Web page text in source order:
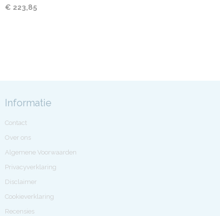
€ 223,85
Informatie
Contact
Over ons
Algemene Voorwaarden
Privacyverklaring
Disclaimer
Cookieverklaring
Recensies